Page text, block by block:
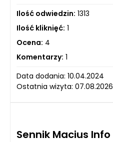
Ilość odwiedzin: 1313
Ilość kliknięć: 1
Ocena: 4
Komentarzy: 1
Data dodania: 10.04.2024
Ostatnia wizyta: 07.08.2026
Sennik Macius Info